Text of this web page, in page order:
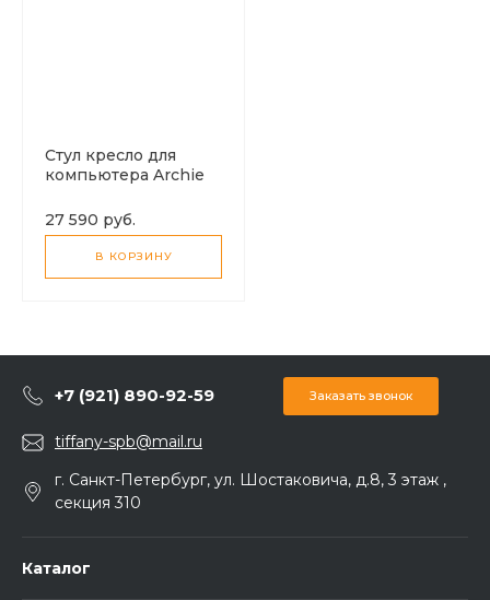
Стул кресло для
компьютера Archie
27 590 руб.
В КОРЗИНУ
+7 (921) 890-92-59 Заказать звонок
tiffany-spb@mail.ru
г. Санкт-Петербург, ул. Шостаковича, д.8, 3 этаж ,
секция 310
Каталог